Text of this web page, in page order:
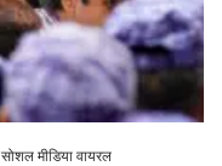
सोशल मीडिया वायरल